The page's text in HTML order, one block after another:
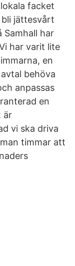
facket
bli jättesvårt
Samhall har
har varit lite
en
behöva
anpassas
en
är
vi ska driva
timmar att